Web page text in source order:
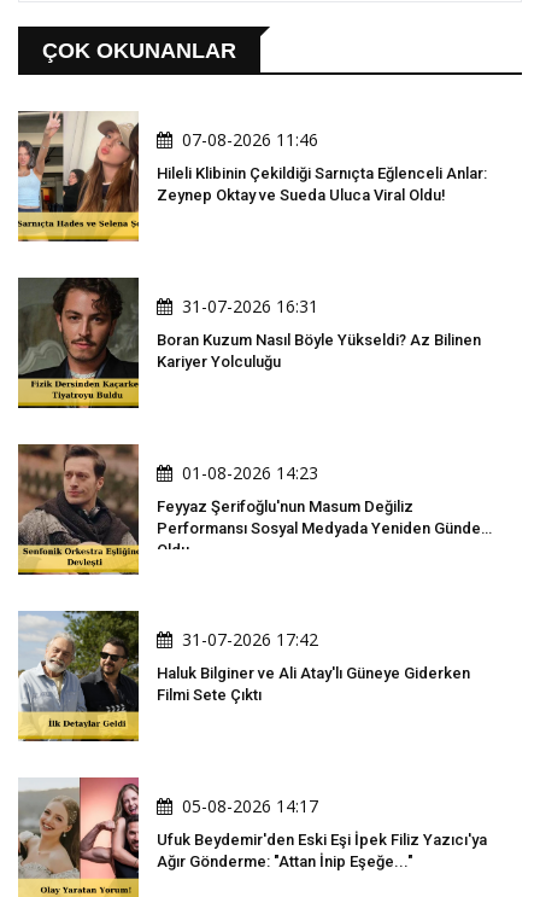
ÇOK OKUNANLAR
07-08-2026 11:46
Hileli Klibinin Çekildiği Sarnıçta Eğlenceli Anlar:
Zeynep Oktay ve Sueda Uluca Viral Oldu!
31-07-2026 16:31
Boran Kuzum Nasıl Böyle Yükseldi? Az Bilinen
Kariyer Yolculuğu
01-08-2026 14:23
Feyyaz Şerifoğlu'nun Masum Değiliz
Performansı Sosyal Medyada Yeniden Gündem
Oldu
31-07-2026 17:42
Haluk Bilginer ve Ali Atay'lı Güneye Giderken
Filmi Sete Çıktı
05-08-2026 14:17
Ufuk Beydemir'den Eski Eşi İpek Filiz Yazıcı'ya
Ağır Gönderme: "Attan İnip Eşeğe..."